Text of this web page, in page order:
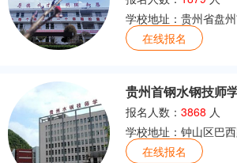
设计类
机电机械类 厨师烹
计算机类
建筑工程施工
建筑智能化工
建筑测量
建筑工程管理
公路施工与养护
建筑装潢
学校地址：贵州省盘
在线报名
贵州首钢水钢技师
报名人数：3868 人
学校地址：钟山区巴
在线报名